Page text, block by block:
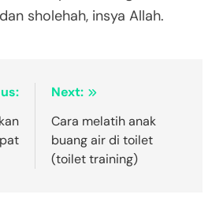
sholehah, insya Allah.
Next:
Cara melatih anak
buang air di toilet
(toilet training)